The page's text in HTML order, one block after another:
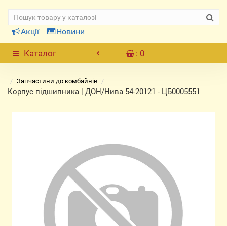
Акції Новини
Каталог : 0
Запчастини до комбайнів
Корпус підшипника | ДОН/Нива 54-20121 - ЦБ0005551